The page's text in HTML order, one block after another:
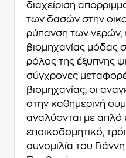
διαχείριση
των δασών στην
ρύπανση των νερών,
βιομηχανίας μόδας
ρόλος της έξυπνης
σύγχρονες
βιομηχανίας, οι
στην καθημερινή
αναλύονται με απλό
εποικοδομητικό,
συνομιλία του